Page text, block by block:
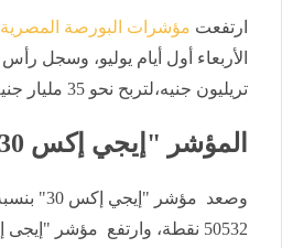
ارتفعت مؤشرات البورصة المصرية
تريليون جنيه،لتربح نحو 35 مليار جنيه.
المؤشر "إيجي إكس 30"